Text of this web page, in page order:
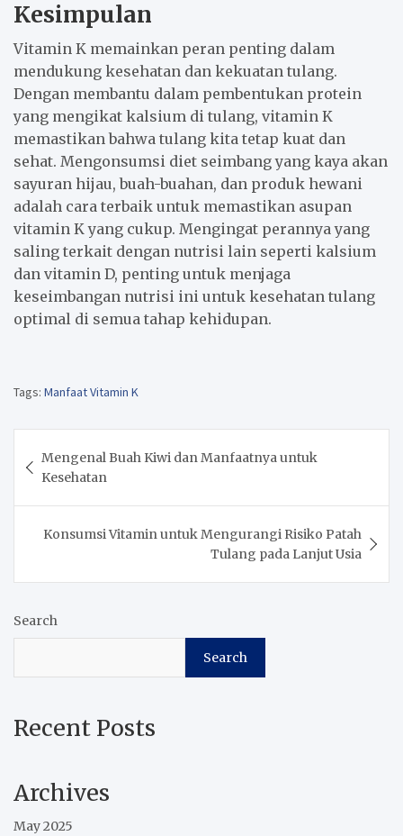
Kesimpulan
Vitamin K memainkan peran penting dalam
mendukung kesehatan dan kekuatan tulang.
Dengan membantu dalam pembentukan protein
yang mengikat kalsium di tulang, vitamin K
memastikan bahwa tulang kita tetap kuat dan
sehat. Mengonsumsi diet seimbang yang kaya akan
sayuran hijau, buah-buahan, dan produk hewani
adalah cara terbaik untuk memastikan asupan
vitamin K yang cukup. Mengingat perannya yang
saling terkait dengan nutrisi lain seperti kalsium
dan vitamin D, penting untuk menjaga
keseimbangan nutrisi ini untuk kesehatan tulang
optimal di semua tahap kehidupan.
Tags: Manfaat Vitamin K
navigation
Mengenal Buah Kiwi dan Manfaatnya untuk
Kesehatan
Konsumsi Vitamin untuk Mengurangi Risiko Patah
Tulang pada Lanjut Usia
Search
Search
Recent Posts
Archives
May 2025